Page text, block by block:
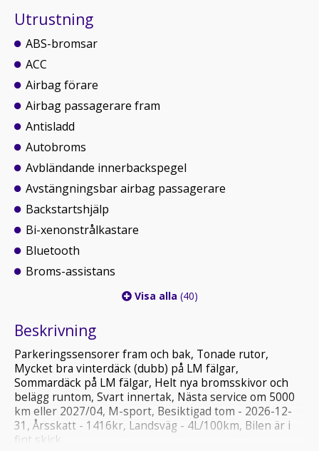
Utrustning
ABS-bromsar
ACC
Airbag förare
Airbag passagerare fram
Antisladd
Autobroms
Avbländande innerbackspegel
Avstängningsbar airbag passagerare
Backstartshjälp
Bi-xenonstrålkastare
Bluetooth
Broms-assistans
Visa alla (40)
Beskrivning
Parkeringssensorer fram och bak, Tonade rutor,
Mycket bra vinterdäck (dubb) på LM fälgar,
Sommardäck på LM fälgar, Helt nya bromsskivor och
belägg runtom, Svart innertak, Nästa service om 5000
km eller 2027/04, M-sport, Besiktigad tom - 2026-12-
31, Årsskatt - 1416kr, Landsväg - 4L/100km, Bilen är i
fint skick